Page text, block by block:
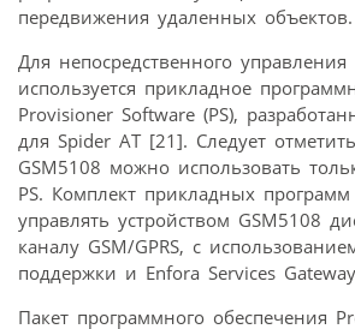
передвижения удаленных объектов.
Для непосредственного
используется прикладное
Provisioner Software (PS),
для Spider AT [21]. Следует
GSM5108 можно использовать
PS. Комплект прикладных программ
управлять устройством GSM5108
каналу GSM/GPRS, с
поддержки и Enfora Services
Пакет программного обеспечения